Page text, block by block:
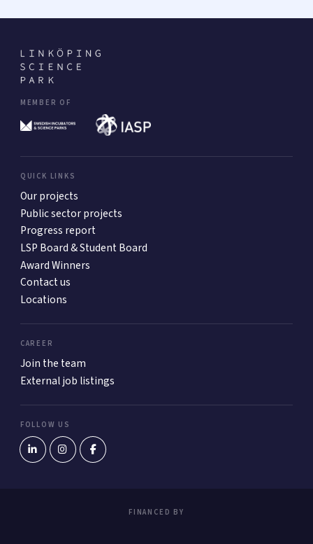
MEMBER OF
QUICK LINKS
Our projects
Public sector projects
Progress report
LSP Board & Student Board
Award Winners
Contact us
Locations
CAREER
Join the team
External job listings
FOLLOW US
FINANCED BY